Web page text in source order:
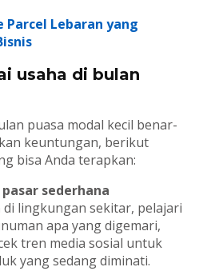
Parcel Lebaran yang
usaha di bulan
puasa modal kecil benar-
keuntungan, berikut
bisa Anda terapkan:
sederhana
lingkungan sekitar, pelajari
apa yang digemari,
tren media sosial untuk
yang sedang diminati.